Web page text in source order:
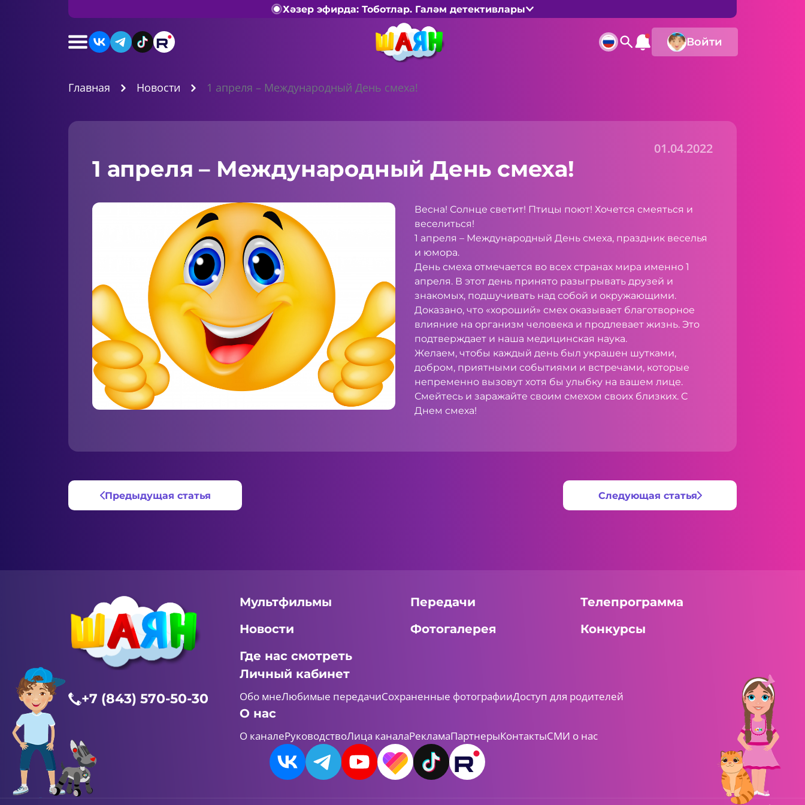
Хәзер эфирда: Тоботлар. Галәм детективлары
Войти
Главная Новости 1 апреля – Международный День смеха!
01.04.2022
1 апреля – Международный День смеха!
Весна! Солнце светит! Птицы поют! Хочется смеяться и
веселиться!
1 апреля – Международный День смеха, праздник веселья
и юмора.
День смеха отмечается во всех странах мира именно 1
апреля. В этот день принято разыгрывать друзей и
знакомых, подшучивать над собой и окружающими.
Доказано, что «хороший» смех оказывает благотворное
влияние на организм человека и продлевает жизнь. Это
подтверждает и наша медицинская наука.
Желаем, чтобы каждый день был украшен шутками,
добром, приятными событиями и встречами, которые
непременно вызовут хотя бы улыбку на вашем лице.
Смейтесь и заражайте своим смехом своих близких. С
Днем смеха!
Предыдущая статья Следующая статья
+7 (843) 570-50-30
Мультфильмы Передачи
Телепрограмма
Новости
Фотогалерея
Конкурсы
Где нас смотреть
Личный кабинет
Обо мнеЛюбимые передачиСохраненные фотографииДоступ для родителей
О нас
О каналеРуководствоЛица каналаРекламаПартнерыКонтактыСМИ о нас